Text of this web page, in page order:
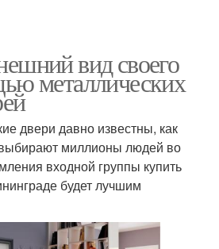
вид своего
металлических
двери давно известны, как
миллионы людей во
входной группы купить
будет лучшим